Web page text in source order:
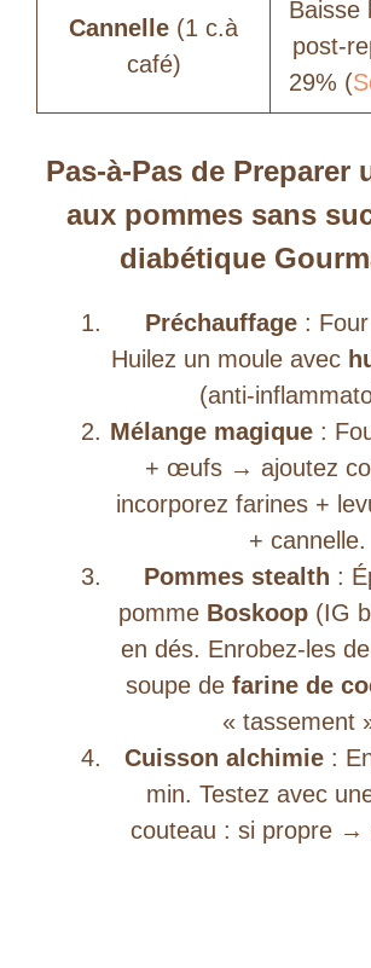
Cannelle (1 c.à
café)
Baisse
post-
29% (
Pas-à-Pas de Preparer
aux pommes sans
diabétique
Préchauffage: Four
Huilez un moule avec
(anti-
Mélange magique :
+ œufs → ajoutez
incorporez farines +
+ cannelle.
Pommes stealth :
pomme Boskoop(IG
en dés. Enrobez-les
soupe de farine de
« tassement
Cuisson alchimie :
min. Testez avec
couteau : si propre →